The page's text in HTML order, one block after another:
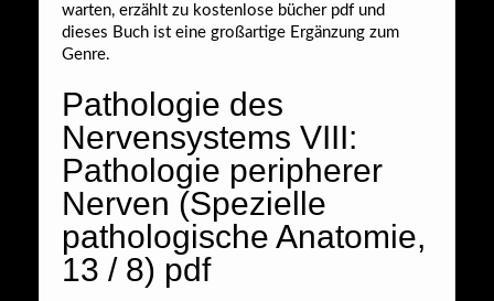
warten, erzählt zu kostenlose bücher pdf und
dieses Buch ist eine großartige Ergänzung zum
Genre.
Pathologie des
Nervensystems VIII:
Pathologie peripherer
Nerven (Spezielle
pathologische Anatomie,
13 / 8) pdf